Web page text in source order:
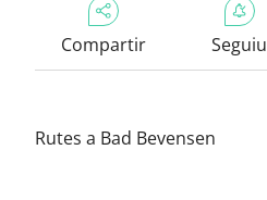
Compartir Seguiu
Rutes a Bad Bevensen